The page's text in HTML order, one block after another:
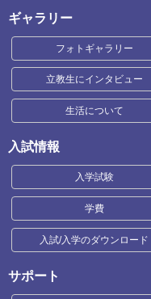
ギャラリー
フォトギャラリー
立教生にインタビュー
生活について
入試情報
入学試験
学費
入試/入学のダウンロード
サポート